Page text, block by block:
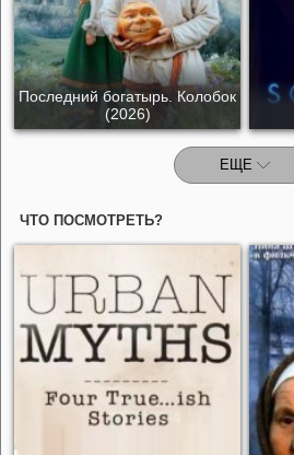
Последний богатырь. Колобок
(2026)
ЕЩЕ
ЧТО ПОСМОТРЕТЬ?